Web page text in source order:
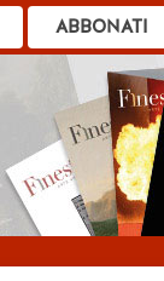
ABBONATI